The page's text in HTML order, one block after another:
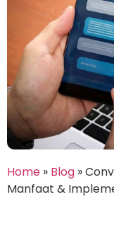
Home » Blog »
Manfaat &